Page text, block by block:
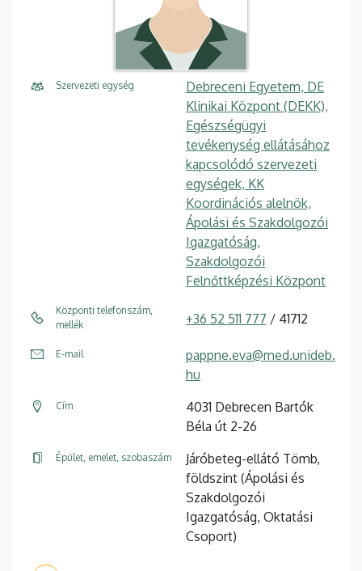
Szervezeti egység
Debreceni Egyetem, DE
Klinikai Központ (DEKK),
Egészségügyi
tevékenység ellátásához
kapcsolódó szervezeti
egységek, KK
Koordinációs alelnök,
Ápolási és Szakdolgozói
Igazgatóság,
Szakdolgozói
Felnőttképzési Központ
Központi telefonszám,
mellék
+36 52 511 777 / 41712
E-mail
pappne.eva@med.unideb.
hu
Cím
4031 Debrecen Bartók
Béla út 2-26
Épület, emelet, szobaszám
Járóbeteg-ellátó Tömb,
földszint (Ápolási és
Szakdolgozói
Igazgatóság, Oktatási
Csoport)